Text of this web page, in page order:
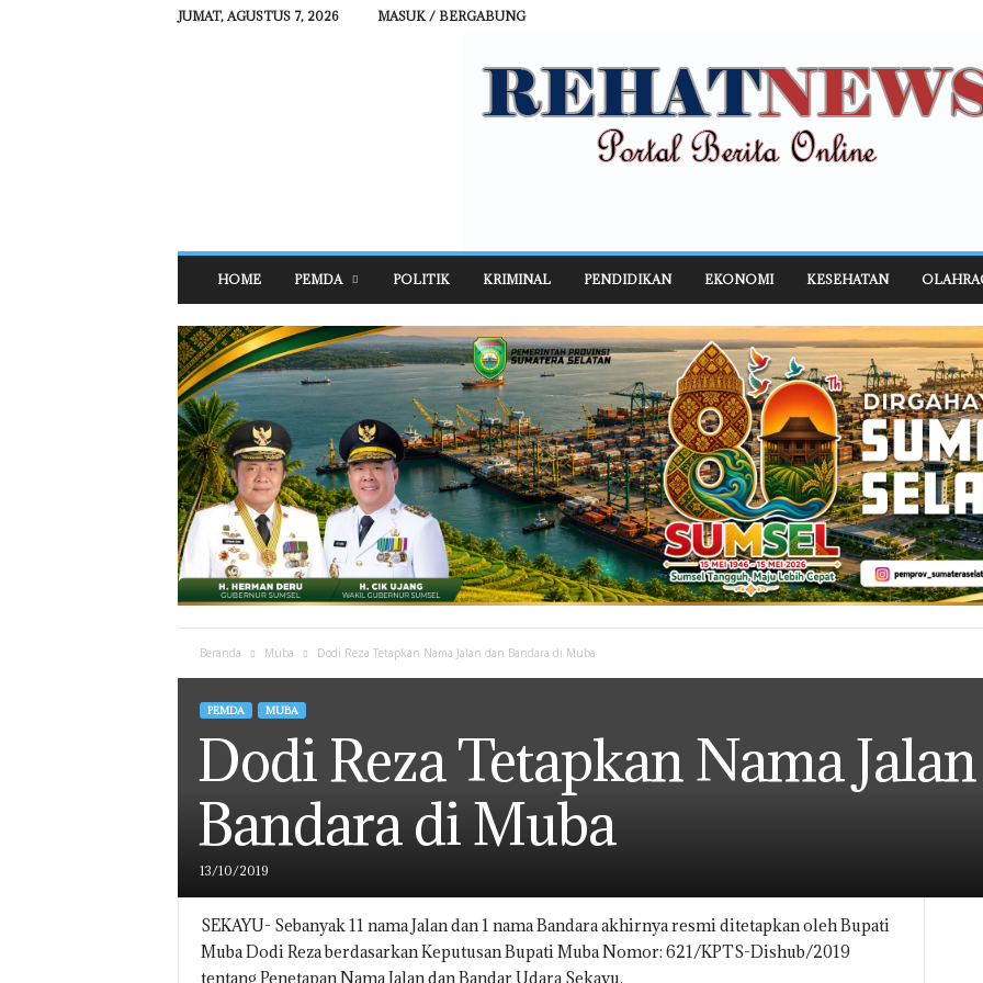
JUMAT, AGUSTUS 7, 2026 MASUK / BERGABUNG
H
A
T
N
E
W
S
HOME PEMDA POLITIK KRIMINAL PENDIDIKAN EKONOMI KESEHATAN
Beranda Muba Dodi Reza Tetapkan Nama Jalan dan Bandara di Muba
PEMDA MUBA
Dodi Reza Tetapkan Nama
Bandara di Muba
13/10/2019
SEKAYU- Sebanyak 11 nama Jalan dan 1 nama Bandara akhirnya resmi ditetapkan oleh Bupati
Muba Dodi Reza berdasarkan Keputusan Bupati Muba Nomor: 621/KPTS-Dishub/2019
tentang Penetapan Nama Jalan dan Bandar Udara Sekayu.